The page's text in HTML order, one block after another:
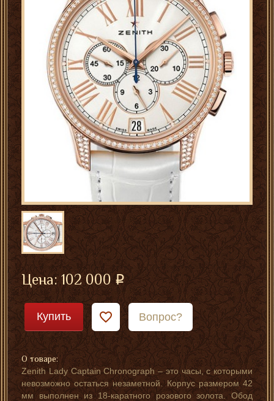
Цена:102 000
Купить Вопрос?
О товаре:
Zenith Lady Captain Chronograph – это часы, с которыми
невозможно остаться незаметной. Корпус размером 42
мм выполнен из 18-каратного розового золота. Обод